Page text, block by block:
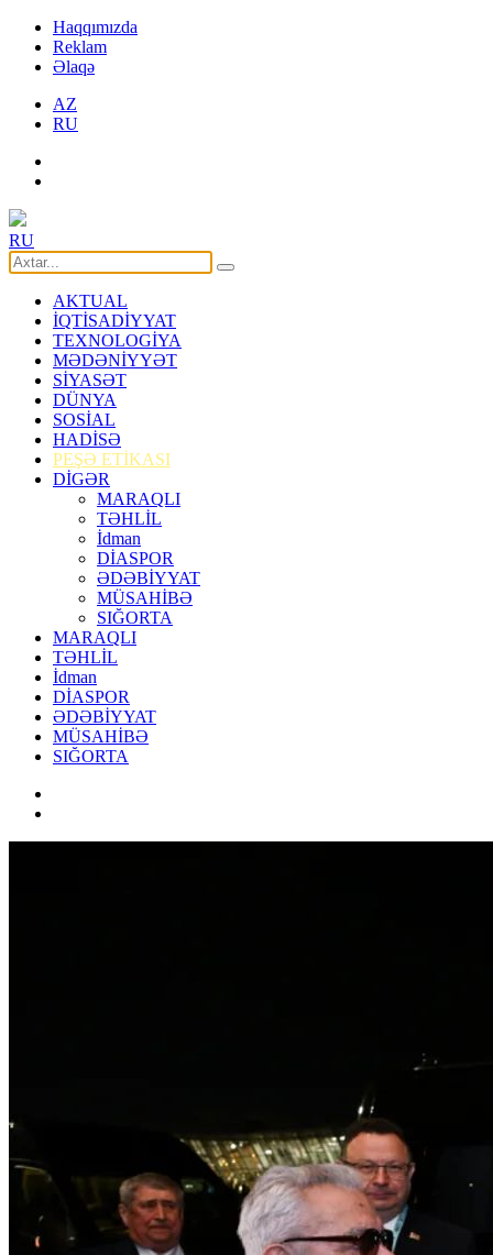
Haqqımızda
Reklam
Əlaqə
AZ
RU
RU
AKTUAL
İQTİSADİYYAT
TEXNOLOGİYA
MƏDƏNİYYƏT
SİYASƏT
DÜNYA
SOSİAL
HADİSƏ
PEŞƏ ETİKASI
DİGƏR
MARAQLI
TƏHLİL
İdman
DİASPOR
ƏDƏBİYYAT
MÜSAHİBƏ
SIĞORTA
MARAQLI
TƏHLİL
İdman
DİASPOR
ƏDƏBİYYAT
MÜSAHİBƏ
SIĞORTA